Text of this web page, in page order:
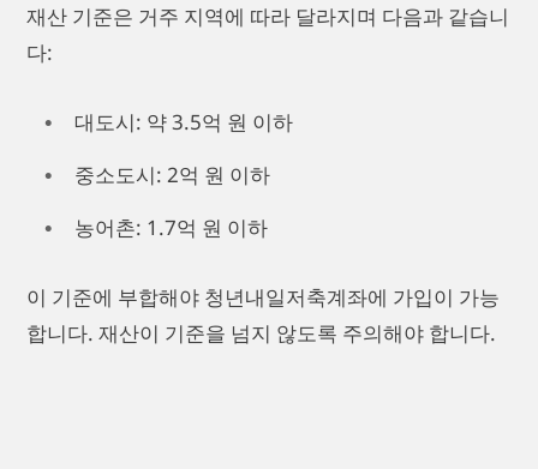
재산 기준은 거주 지역에 따라 달라지며 다음과 같습니
다:
대도시: 약 3.5억 원 이하
중소도시: 2억 원 이하
농어촌: 1.7억 원 이하
이 기준에 부합해야 청년내일저축계좌에 가입이 가능
합니다. 재산이 기준을 넘지 않도록 주의해야 합니다.